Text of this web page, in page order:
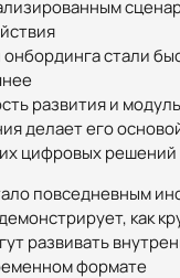
стали
развития и
делает его
цифровых решений
повседневным
как
развивать
формате